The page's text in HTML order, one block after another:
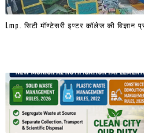
Lmp. सिटी मॉण्टेसरी इण्टर कॉलेज की विज्ञान